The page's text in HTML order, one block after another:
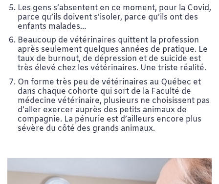
Les gens s’absentent en ce moment, pour la Covid,
parce qu’ils doivent s’isoler, parce qu’ils ont des
enfants malades…
Beaucoup de vétérinaires quittent la profession
après seulement quelques années de pratique. Le
taux de burnout, de dépression et de suicide est
très élevé chez les vétérinaires. Une triste réalité.
On forme très peu de vétérinaires au Québec et
dans chaque cohorte qui sort de la Faculté de
médecine vétérinaire, plusieurs ne choisissent pas
d’aller exercer auprès des petits animaux de
compagnie. La pénurie est d’ailleurs encore plus
sévère du côté des grands animaux.